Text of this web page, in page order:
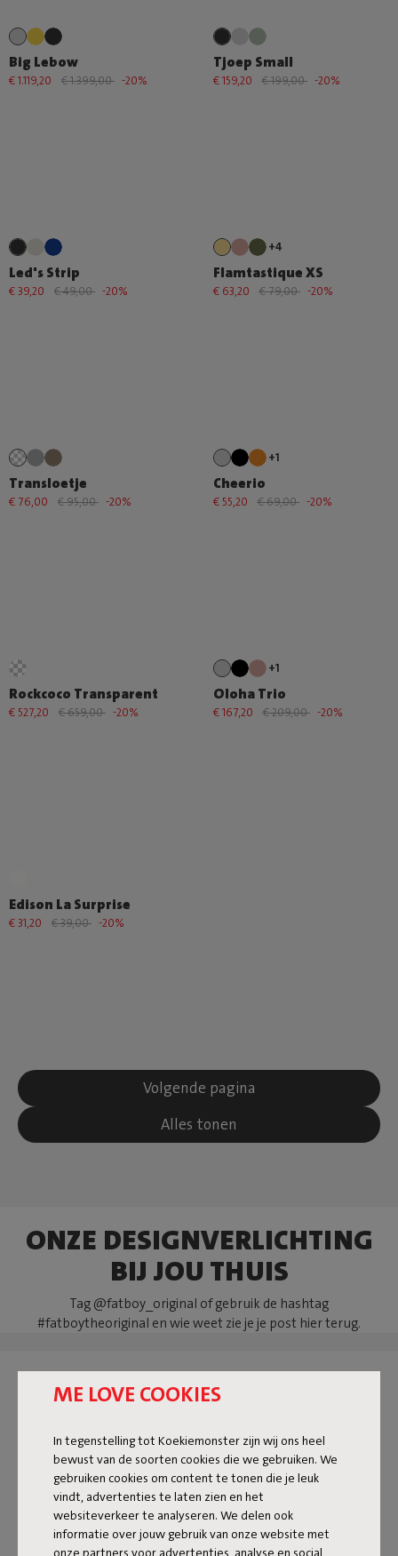
ME LOVE COOKIES
In tegenstelling tot Koekiemonster zijn wij ons heel
bewust van de soorten cookies die we gebruiken. We
gebruiken cookies om content te tonen die je leuk
vindt, advertenties te laten zien en het
websiteverkeer te analyseren. We delen ook
informatie over jouw gebruik van onze website met
onze partners voor advertenties, analyse en social
Big Lebow
€ 1.119,20 € 1.399,00 -20%
Tjoep Small
€ 159,20 € 199,00 -20%
Led's Strip
€ 39,20 € 49,00 -20%
+4
Flamtastique XS
€ 63,20 € 79,00 -20%
Transloetje
€ 76,00 € 95,00 -20%
+1
Cheerio
€ 55,20 € 69,00 -20%
Rockcoco Transparent
€ 527,20 € 659,00 -20%
+1
Oloha Trio
€ 167,20 € 209,00 -20%
Edison La Surprise
€ 31,20 € 39,00 -20%
Volgende pagina
Alles tonen
ONZE DESIGNVERLICHTING
BIJ JOU THUIS
Tag @fatboy_original of gebruik de hashtag
#fatboytheoriginal en wie weet zie je je post hier terug.